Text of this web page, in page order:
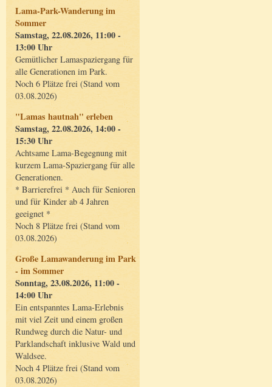
Lama-Park-Wanderung im
Sommer
Samstag, 22.08.2026, 11:00 -
13:00 Uhr
Gemütlicher Lamaspaziergang für
alle Generationen im Park.
Noch 6 Plätze frei (Stand vom
03.08.2026)
"Lamas hautnah" erleben
Samstag, 22.08.2026, 14:00 -
15:30 Uhr
Achtsame Lama-Begegnung mit
kurzem Lama-Spaziergang für alle
Generationen.
* Barrierefrei * Auch für Senioren
und für Kinder ab 4 Jahren
geeignet *
Noch 8 Plätze frei (Stand vom
03.08.2026)
Große Lamawanderung im Park
- im Sommer
Sonntag, 23.08.2026, 11:00 -
14:00 Uhr
Ein entspanntes Lama-Erlebnis
mit viel Zeit und einem großen
Rundweg durch die Natur- und
Parklandschaft inklusive Wald und
Waldsee.
Noch 4 Plätze frei (Stand vom
03.08.2026)